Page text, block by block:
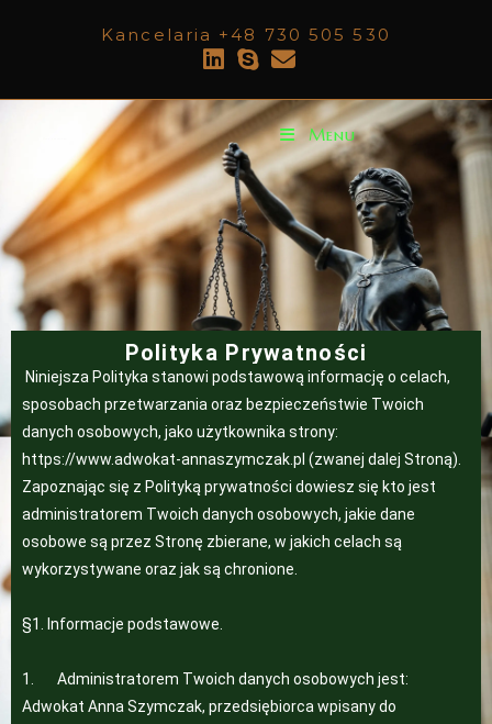
Kancelaria +48 730 505 530
Menu
Polityka Prywatności
Niniejsza Polityka stanowi podstawową informację o celach,
sposobach przetwarzania oraz bezpieczeństwie Twoich
danych osobowych, jako użytkownika strony:
https://www.adwokat-annaszymczak.pl (zwanej dalej Stroną).
Zapoznając się z Polityką prywatności dowiesz się kto jest
administratorem Twoich danych osobowych, jakie dane
osobowe są przez Stronę zbierane, w jakich celach są
wykorzystywane oraz jak są chronione.
§1. Informacje podstawowe.
1. Administratorem Twoich danych osobowych jest:
Adwokat Anna Szymczak, przedsiębiorca wpisany do